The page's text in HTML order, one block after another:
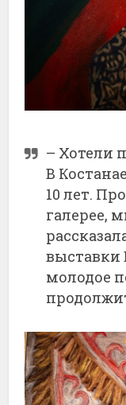
– Хотели
В
10 лет.
галерее,
выставки
молодое